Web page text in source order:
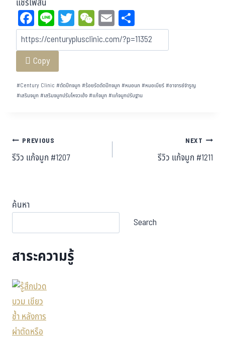
แชร์โฟสนี้
Fa
ce
bo
ok
Li
ne
T
wi
tt
W
eC
ha
E
m
ail
ar
e
Copy
#Century Clinic #ตัดปีกจมูก#ร้อยรัดตัดปีกจมูก#หมอนก#หมอเบียร์ #อาจารย์จำรูญ
#เสริมจมูก#เสริมจมูกปรับโหงวเฮ้ง#แก้จมูก#แก้จมูกปรับฐาน
PREVIOUS
รีวิว แก้จมูก #1207
NEXT
รีวิว แก้จมูก #1211
ค้นหา
Search
สาระความรู้